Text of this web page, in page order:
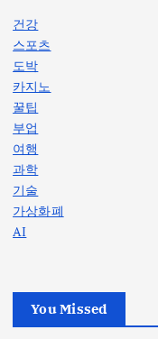
건강
스포츠
도박
카지노
꿀팁
부업
여행
과학
기술
가상화폐
AI
You Missed